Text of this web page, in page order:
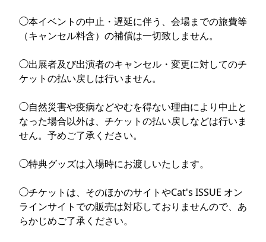
◯本イベントの中止・遅延に伴う、会場までの旅費等
（キャンセル料含）の補償は一切致しません。
◯出展者及び出演者のキャンセル・変更に対してのチ
ケットの払い戻しは行いません。
◯︎自然災害や疫病などやむを得ない理由により中止と
なった場合以外は、チケットの払い戻しなどは行いま
せん。予めご了承ください。
◯︎特典グッズは入場時にお渡しいたします。
◯チケットは、そのほかのサイトやCat's ISSUE オン
ラインサイトでの販売は対応しておりませんので、あ
らかじめご了承ください。